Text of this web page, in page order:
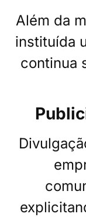
Além da
instituída
continua